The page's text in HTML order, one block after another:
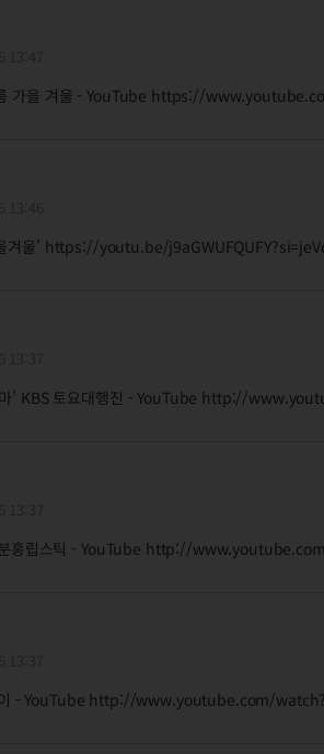
가을 겨울 - YouTube https://
겨울' https://youtu.be/
' KBS 토요대행진 - YouTube http://
홍립스틱 - YouTube http://
- YouTube http://www.youtube.com/